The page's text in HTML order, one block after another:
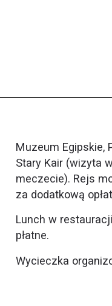
Muzeum Egipskie,
Stary Kair (wizyta
meczecie). Rejs
za dodatkową
Lunch w
płatne.
Wycieczka